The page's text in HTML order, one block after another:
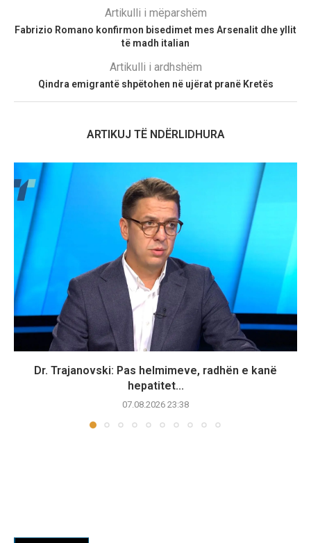
Artikulli i mëparshëm
Fabrizio Romano konfirmon bisedimet mes Arsenalit dhe yllit
të madh italian
Artikulli i ardhshëm
Qindra emigrantë shpëtohen në ujërat pranë Kretës
ARTIKUJ TË NDËRLIDHURA
Dr. Trajanovski: Pas helmimeve, radhën e kanë
hepatitet...
07.08.2026 23:38